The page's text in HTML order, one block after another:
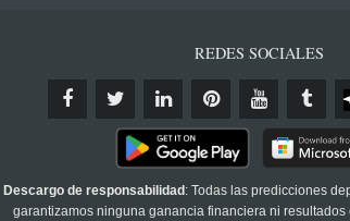
REDES SOCIALES
Descargo de responsabilidad : Todas las predicciones
garantizamos ninguna ganancia financiera ni